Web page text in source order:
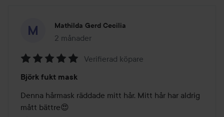
Mathilda Gerd Cecilia
2 månader
Inlägget skapades 2 månader
5
av
5
Verifierad köpare
Björk fukt mask
Denna hårmask räddade mitt hår. Mitt hår har aldrig
mått bättre😍